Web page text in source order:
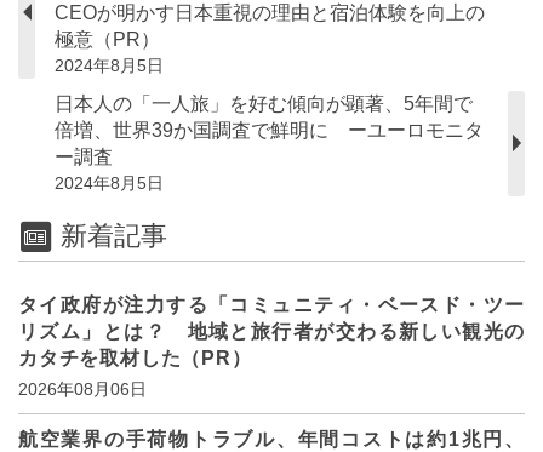
CEOが明かす日本重視の理由と宿泊体験を向上の
極意（PR）
2024年8月5日
日本人の「一人旅」を好む傾向が顕著、5年間で
倍増、世界39か国調査で鮮明に ーユーロモニタ
ー調査
2024年8月5日
新着記事
タイ政府が注力する「コミュニティ・ベースド・ツー
リズム」とは？ 地域と旅行者が交わる新しい観光の
カタチを取材した（PR）
2026年08月06日
航空業界の手荷物トラブル、年間コストは約1兆円、